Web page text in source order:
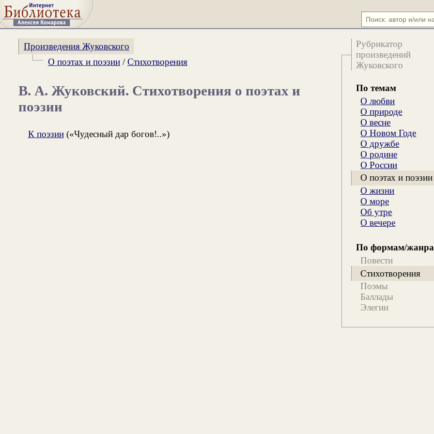
Рубрикатор
произведений
Жуковского
По темам
О любви
О природе
О весне
О Новом Годе
О дружбе
О родине
О России
О поэтах и поэзии
О жизни
О море
Об утре
О вечере
По формам/
Повести
Стихотворения
Поэмы
Баллады
Элегии
Произведения Жуковского
О поэтах и поэзии/Стихотворения
В. А. Жуковский. Стихотворения о поэтах и
поэзии
К поэзии(«Чудесный дар богов!..»)